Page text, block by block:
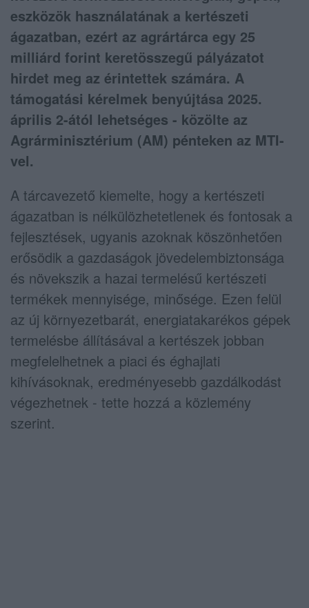
eszközök használatának a kertészeti
ágazatban, ezért az agrártárca egy 25
milliárd forint keretösszegű pályázatot
hirdet meg az érintettek számára. A
támogatási kérelmek benyújtása 2025.
április 2-ától lehetséges - közölte az
Agrárminisztérium (AM) pénteken az MTI-
vel.
A tárcavezető kiemelte, hogy a kertészeti
ágazatban is nélkülözhetetlenek és fontosak a
fejlesztések, ugyanis azoknak köszönhetően
erősödik a gazdaságok jövedelembiztonsága
és növekszik a hazai termelésű kertészeti
termékek mennyisége, minősége. Ezen felül
az új környezetbarát, energiatakarékos gépek
termelésbe állításával a kertészek jobban
megfelelhetnek a piaci és éghajlati
kihívásoknak, eredményesebb gazdálkodást
végezhetnek - tette hozzá a közlemény
szerint.